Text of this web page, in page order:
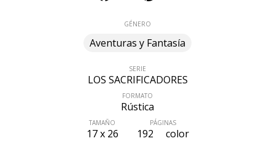
GÉNERO
Aventuras y Fantasía
SERIE
LOS SACRIFICADORES
FORMATO
Rústica
TAMAÑO
17 x 26
PÁGINAS
192 color